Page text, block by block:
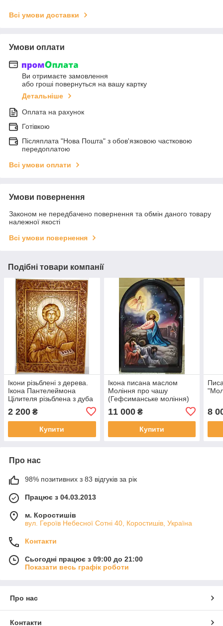
Всі умови доставки
Умови оплати
Ви отримаєте замовлення
або гроші повернуться на вашу картку
Детальніше
Оплата на рахунок
Готівкою
Післяплата "Нова Пошта" з обов'язковою частковою
передоплатою
Всі умови оплати
Умови повернення
Законом не передбачено повернення та обмін даного товару
належної якості
Всі умови повернення
Подібні товари компанії
Ікони різьблені з дерева.
Ікона Пантелеймона
Цілителя різьблена з дуба
2 200 ₴
Купити
Ікона писана маслом
Моління про чашу
(Гефсиманське моління)
11 000₴
Купити
8
Про нас
98% позитивних з 83 відгуків за рік
Працює з 04.03.2013
м. Коростишів
вул. Героїв Небесної Сотні 40, Коростишів, Україна
Контакти
Сьогодні працює з 09:00 до 21:00
Показати весь графік роботи
Про нас
Контакти